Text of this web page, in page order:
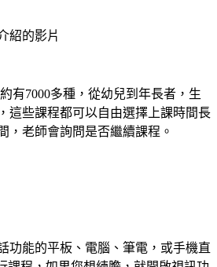
有7000多種，從幼兒到年長者，生
這些課程都可以自由選擇上課時間長
，老師會詢問是否繼續課程。
功能的平板、電腦、筆電，或手機直